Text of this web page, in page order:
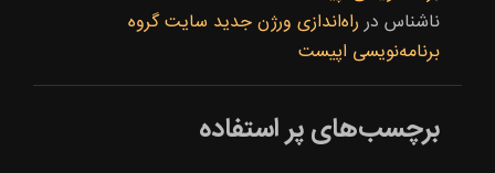
ناشناس درراه‌اندازی ورژن جدید سایت گروه
برنامه‌نویسی اپیست
برچسب‌های پر استفاده